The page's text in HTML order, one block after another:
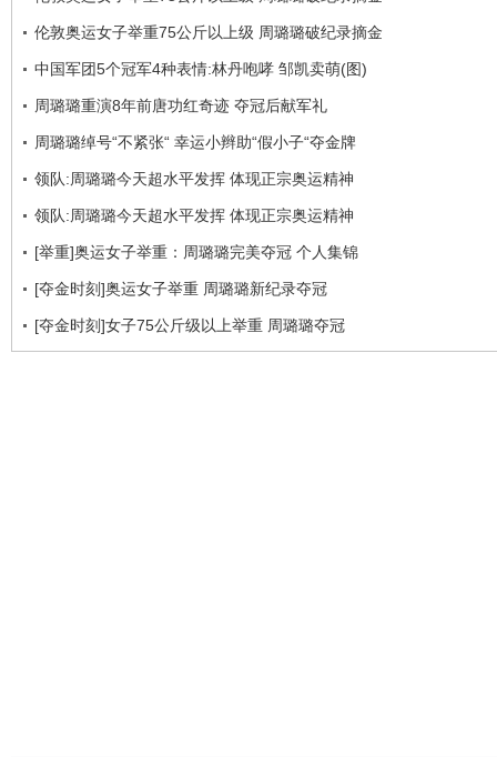
伦敦奥运女子举重75公斤以上级 周璐璐破纪录摘金
中国军团5个冠军4种表情:林丹咆哮 邹凯卖萌(图)
周璐璐重演8年前唐功红奇迹 夺冠后献军礼
周璐璐绰号“不紧张“ 幸运小辫助“假小子“夺金牌
领队:周璐璐今天超水平发挥 体现正宗奥运精神
领队:周璐璐今天超水平发挥 体现正宗奥运精神
[举重]奥运女子举重：周璐璐完美夺冠 个人集锦
[夺金时刻]奥运女子举重 周璐璐新纪录夺冠
[夺金时刻]女子75公斤级以上举重 周璐璐夺冠